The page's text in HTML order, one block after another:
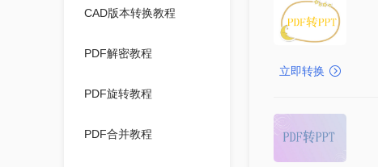
CAD版本转换教程
PDF解密教程
PDF旋转教程
PDF合并教程
立即转换